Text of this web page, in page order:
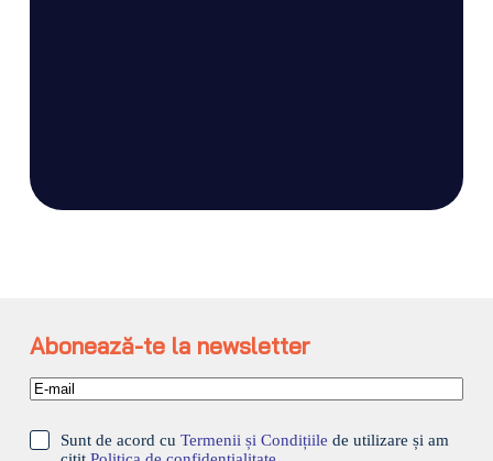
Abonează-te la newsletter
Sunt de acord cu Termenii și Condițiile de utilizare și am